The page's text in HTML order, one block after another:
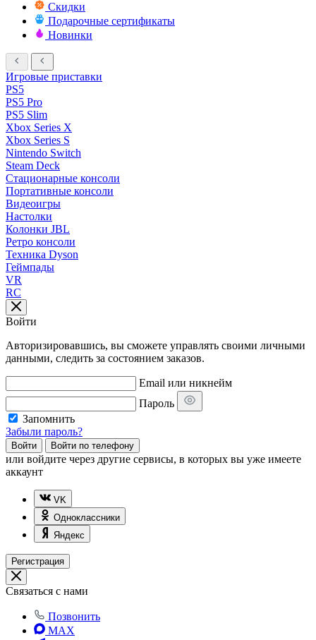
Скидки
Подарочные сертификаты
Новинки
Игровые приставки
PS5
PS5 Pro
PS5 Slim
Xbox Series X
Xbox Series S
Nintendo Switch
Steam Deck
Стационарные консоли
Портативные консоли
Видеоигры
Настолки
Колонки JBL
Ретро консоли
Техника Dyson
Геймпады
VR
RC
Войти
Авторизировавшись, вы сможете управлять своими личными
данными, следить за состоянием заказов.
Email или никнейм
Пароль
Запомнить
Забыли пароль?
Войти Войти по телефону
или войдите через другие сервисы, в которых вы уже имеете
аккаунт
VK
Одноклассники
Яндекс
Регистрация
Связаться с нами
Позвонить
MAX